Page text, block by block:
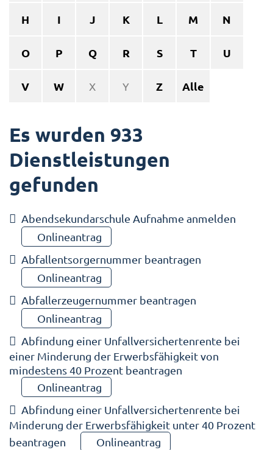
H I J K L M N
O P Q R S T U
V W X Y Z Alle
Es wurden 933
Dienstleistungen
gefunden
Abendsekundarschule Aufnahme anmelden
Onlineantrag
Abfallentsorgernummer beantragen
Onlineantrag
Abfallerzeugernummer beantragen
Onlineantrag
Abfindung einer Unfallversichertenrente bei
einer Minderung der Erwerbsfähigkeit von
mindestens 40 Prozent beantragen
Onlineantrag
Abfindung einer Unfallversichertenrente bei
Minderung der Erwerbsfähigkeit unter 40 Prozent
beantragen
Onlineantrag